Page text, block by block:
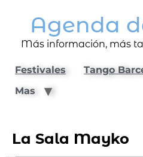
Agenda
Más información, más
Festivales Tango
Mas
La Sala Mayko